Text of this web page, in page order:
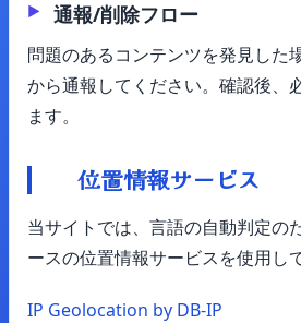
通報/削除フロー
問題のあるコンテンツを発見した
から通報してください。確認後、
ます。
位置情報サービス
当サイトでは、言語の自動判定の
ースの位置情報サービスを使用し
IP Geolocation by DB-IP